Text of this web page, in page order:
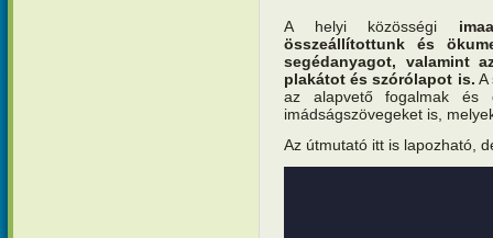
A helyi közösségi
összeállítottunk és
segédanyagot, valamint
plakátot és szórólapot is. A
az alapvető fogalmak és
imádságszövegeket is,
Az útmutató itt is lapozható,